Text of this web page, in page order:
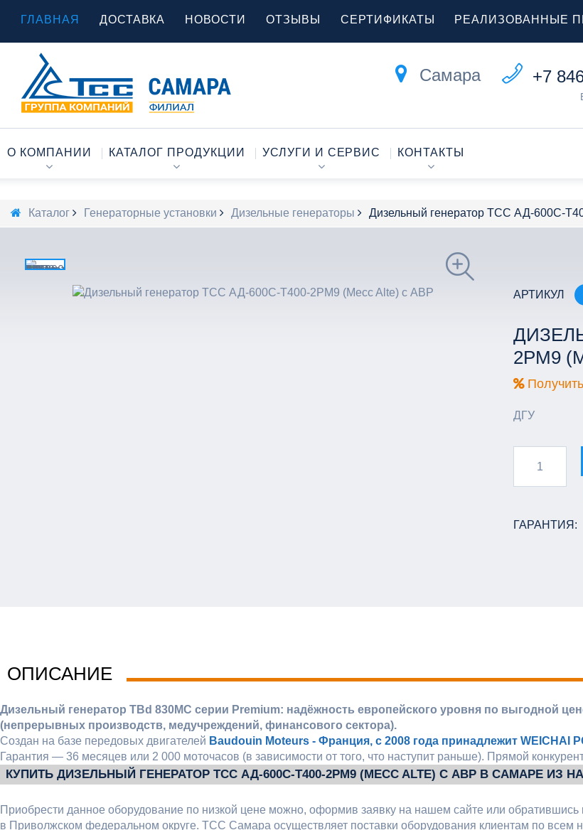
ГЛАВНАЯ ДОСТАВКА НОВОСТИ ОТЗЫВЫ СЕРТИФИКАТЫ РЕАЛИЗОВАННЫЕ
+7
Самара
О КОМПАНИИ КАТАЛОГ ПРОДУКЦИИ УСЛУГИ И СЕРВИС КОНТАКТЫ
Каталог Генераторные установки Дизельные генераторы Дизельный генератор ТСС АД-600С-
АРТИКУЛ
2РМ9
ДГУ
ГАРАНТИЯ:
ОПИСАНИЕ
Дизельный генератор TBd 830MC серии Premium: надёжность европейского уровня по выгодной
(непрерывных производств, медучреждений, финансового сектора).
Создан на базе передовых двигателей Baudouin Moteurs - Франция, с 2008 года принадлежит WEICHAI
Гарантия — 36 месяцев или 2 000 моточасов (в зависимости от того, что наступит раньше). Прямой
КУПИТЬ ДИЗЕЛЬНЫЙ ГЕНЕРАТОР ТСС АД-600С-Т400-2РМ9 (MECC ALTE) C АВР В САМАРЕ ИЗ
Приобрести данное оборудование по низкой цене можно, оформив заявку на нашем сайте или
в Приволжском федеральном округе. ТСС Самара осуществляет поставки оборудования клиентам по